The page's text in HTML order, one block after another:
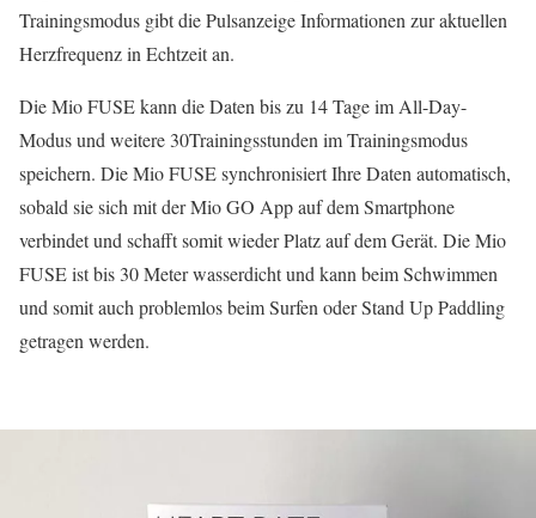
Trainingsmodus gibt die Pulsanzeige Informationen zur aktuellen
Herzfrequenz in Echtzeit an.
Die Mio FUSE kann die Daten bis zu 14 Tage im All-Day-
Modus und weitere 30Trainingsstunden im Trainingsmodus
speichern. Die Mio FUSE synchronisiert Ihre Daten automatisch,
sobald sie sich mit der Mio GO App auf dem Smartphone
verbindet und schafft somit wieder Platz auf dem Gerät. Die Mio
FUSE ist bis 30 Meter wasserdicht und kann beim Schwimmen
und somit auch problemlos beim Surfen oder Stand Up Paddling
getragen werden.